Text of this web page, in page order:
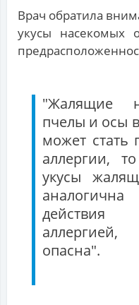
Врач обратила
укусы насекомых
"Жалящие
пчелы и осы
может стать
аллергии,
укусы
действия
опасна".